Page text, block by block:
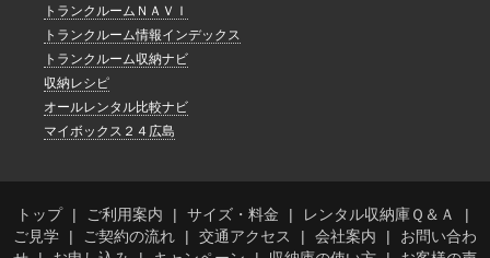
トランクルームＮＡＶＩ
トランクルーム情報インデックス
トランクルーム収納ナビ
収納レシピ
オールレンタル比較ナビ
マイボックス２４広島
トップ ご利用案内 サイズ・料金
レンタル収納庫Ｑ＆Ａ
ご見学
ご契約の流れ 交通アクセス 会社案内
お問い合わ